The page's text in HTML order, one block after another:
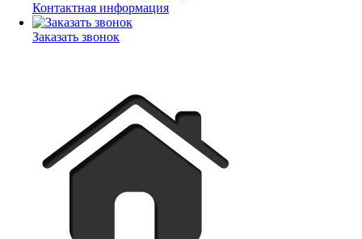
Контактная информация
Заказать звонок